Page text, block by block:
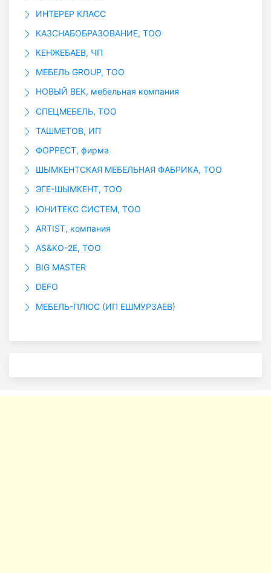
ИНТЕРЕР КЛАСС
КАЗСНАБОБРАЗОВАНИЕ, ТОО
КЕНЖЕБАЕВ, ЧП
МЕБЕЛЬ GROUP, ТОО
НОВЫЙ ВЕК, мебельная компания
СПЕЦМЕБЕЛЬ, ТОО
ТАШМЕТОВ, ИП
ФОРРЕСТ, фирма
ШЫМКЕНТСКАЯ МЕБЕЛЬНАЯ ФАБРИКА, ТОО
ЭГЕ-ШЫМКЕНТ, ТОО
ЮНИТЕКС СИСТЕМ, ТОО
ARTIST, компания
AS&KO-2E, ТОО
BIG MASTER
DEFO
МЕБЕЛЬ-ПЛЮС (ИП ЕШМУРЗАЕВ)